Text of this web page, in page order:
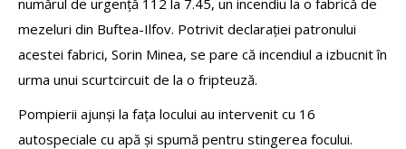
mezeluri din Buftea-Ilfov. Potrivit declarației patronului
acestei fabrici, Sorin Minea, se pare că incendiul a izbucnit în
urma unui scurtcircuit de la o fripteuză.
Pompierii ajunși la fața locului au intervenit cu 16
autospeciale cu apă și spumă pentru stingerea focului.